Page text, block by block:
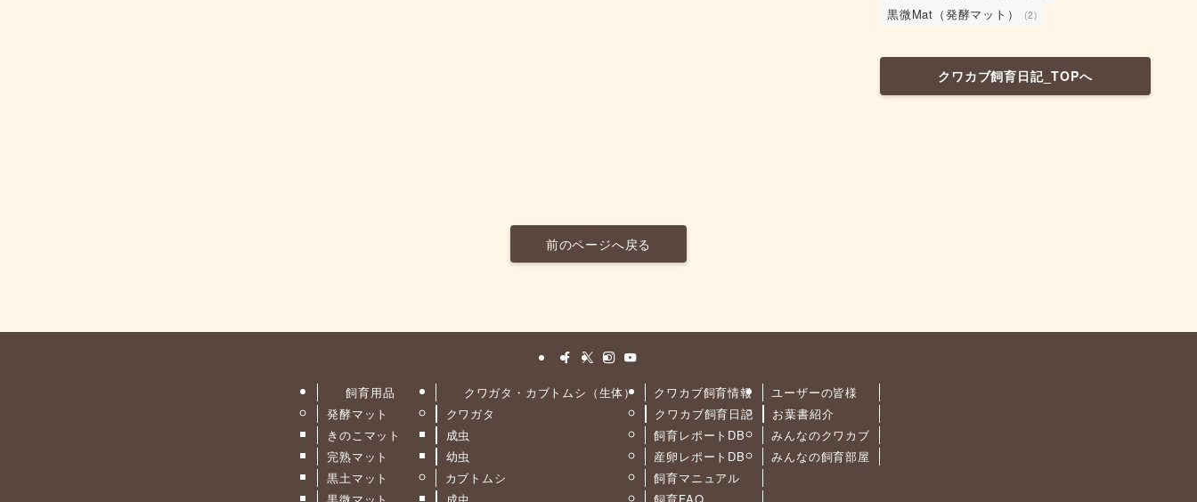
黒微Mat（発酵マット） (2)
クワカブ飼育日記_TOPへ
前のページへ戻る
飼育用品
発酵マット
きのこマット
完熟マット
黒土マット
黒微マット
クワガタ・カブトムシ（生体）
クワガタ
成虫
幼虫
カブトムシ
成虫
クワカブ飼育情報
クワカブ飼育日記
飼育レポートDB
産卵レポートDB
飼育マニュアル
飼育FAQ
ユーザーの皆様
お葉書紹介
みんなのクワカブ
みんなの飼育部屋